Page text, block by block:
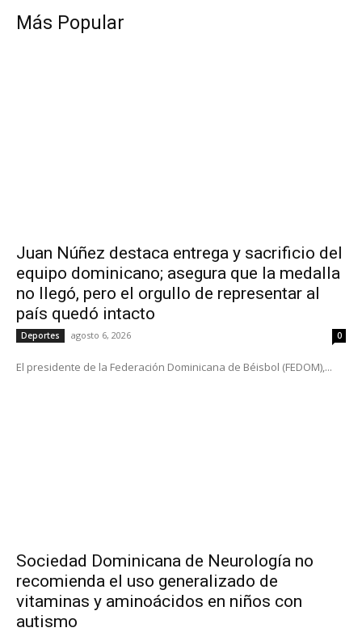
Más Popular
Juan Núñez destaca entrega y sacrificio del
equipo dominicano; asegura que la medalla
no llegó, pero el orgullo de representar al
país quedó intacto
Deportes agosto 6, 2026 0
El presidente de la Federación Dominicana de Béisbol (FEDOM),...
Sociedad Dominicana de Neurología no
recomienda el uso generalizado de
vitaminas y aminoácidos en niños con
autismo